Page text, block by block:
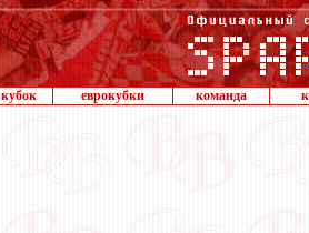
кубок еврокубки команда